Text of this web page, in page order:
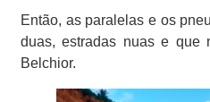
Então, as paralelas e os
duas, estradas nuas e que
Belchior.